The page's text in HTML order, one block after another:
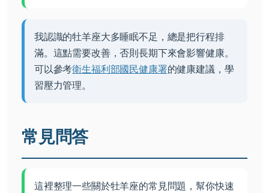
我認識的牡羊座大多睡眠不足，總是把行程排
滿。這點需要改善，否則長期下來會影響健康。
可以參考衛生福利部國民健康署的健康建議，學
習壓力管理。
常見問答
這裡整理一些關於牡羊座的常見問題，幫你快速